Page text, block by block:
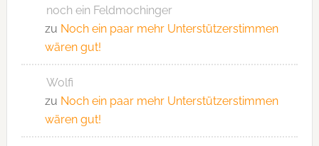
noch ein Feldmochinger
zu Noch ein paar mehr Unterstützerstimmen
wären gut!
Wolfi
zu Noch ein paar mehr Unterstützerstimmen
wären gut!